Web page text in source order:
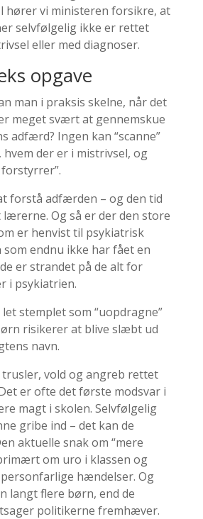
hører vi ministeren forsikre, at
selvfølgelig ikke er rettet
eller med diagnoser.
opgave
man i praksis skelne, når det
meget svært at gennemskue
adfærd? Ingen kan “scanne”
hvem der er i mistrivsel, og
forstå adfærden – og den tid
Og så er der den store
er henvist til psykiatrisk
som endnu ikke har fået en
er strandet på de alt for
i psykiatrien.
stemplet som “uopdragne”
risikerer at blive slæbt ud
navn.
trusler, vold og angreb rettet
er ofte det første modsvar i
magt i skolen. Selvfølgelig
gribe ind – det kan de
aktuelle snak om “mere
om uro i klassen og
hændelser. Og
langt flere børn, end de
politikerne fremhæver.